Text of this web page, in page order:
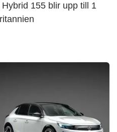
155 blir upp till 1